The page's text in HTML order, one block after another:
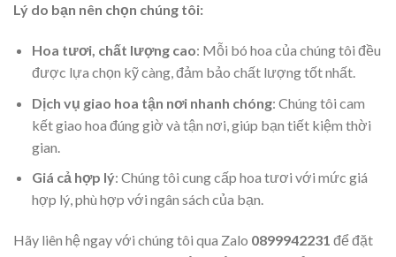
Lý do bạn nên chọn chúng tôi:
Hoa tươi, chất lượng cao: Mỗi bó hoa của chúng tôi đều
được lựa chọn kỹ càng, đảm bảo chất lượng tốt nhất.
Dịch vụ giao hoa tận nơi nhanh chóng: Chúng tôi cam
kết giao hoa đúng giờ và tận nơi, giúp bạn tiết kiệm thời
gian.
Giá cả hợp lý: Chúng tôi cung cấp hoa tươi với mức giá
hợp lý, phù hợp với ngân sách của bạn.
Hãy liên hệ ngay với chúng tôi qua Zalo 0899942231 để đặt